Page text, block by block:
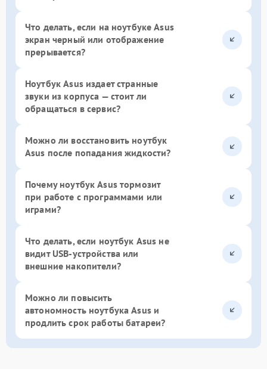
Что делать, если на ноутбуке Asus
экран черный или отображение
прерывается?
Ноутбук Asus издает странные
звуки из корпуса — стоит ли
обращаться в сервис?
Можно ли восстановить ноутбук
Asus после попадания жидкости?
Почему ноутбук Asus тормозит
при работе с программами или
играми?
Что делать, если ноутбук Asus не
видит USB-устройства или
внешние накопители?
Можно ли повысить
автономность ноутбука Asus и
продлить срок работы батареи?